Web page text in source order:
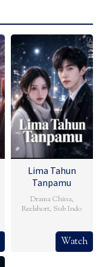
Lima Tahun
Tanpamu
Drama China,
Reelshort, Sub Indo
Watch